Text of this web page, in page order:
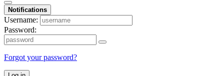
Notifications
Username:
Password:
Forgot your password?